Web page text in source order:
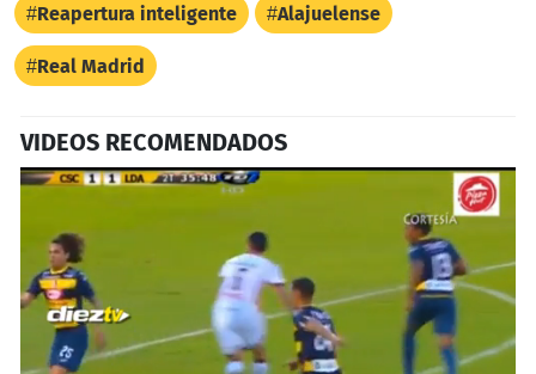
Reapertura inteligente Alajuelense
Real Madrid
VIDEOS RECOMENDADOS